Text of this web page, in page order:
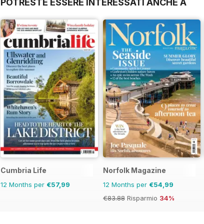
POTRESTE ESSERE INTERESSATI ANCHE A
Cumbria Life
12 Months per €57,99
Norfolk Magazine
12 Months per €54,99
€83.88 Risparmio 34%